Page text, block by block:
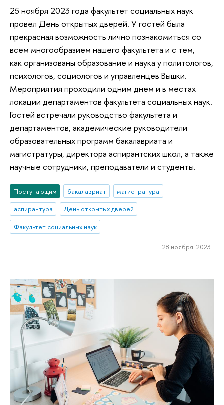
25 ноября 2023 года факультет социальных наук
провел День открытых дверей. У гостей была
прекрасная возможность лично познакомиться со
всем многообразием нашего факультета и с тем,
как организованы образование и наука у политологов,
психологов, социологов и управленцев Вышки.
Мероприятия проходили одним днем и в местах
локации департаментов факультета социальных наук.
Гостей встречали руководство факультета и
департаментов, академические руководители
образовательных программ бакалавриата и
магистратуры, директора аспирантских школ, а также
научные сотрудники, преподаватели и студенты.
Поступающим бакалавриат
магистратура
аспирантура
День открытых дверей
Факультет социальных наук
28 ноября 2023